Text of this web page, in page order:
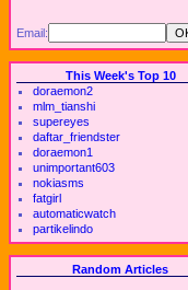
Email:
This Week's Top 10
doraemon2
mlm_tianshi
supereyes
daftar_friendster
doraemon1
unimportant603
nokiasms
fatgirl
automaticwatch
partikelindo
Random Articles